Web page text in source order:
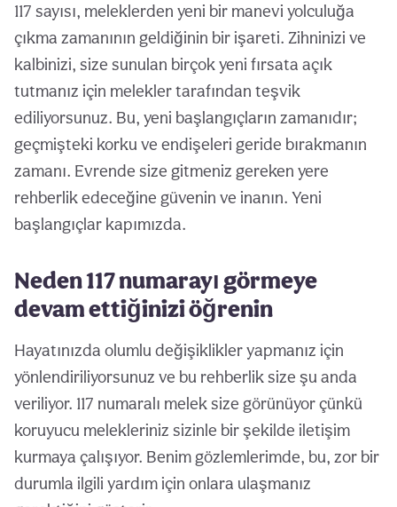
117 sayısı, meleklerden yeni bir manevi yolculuğa
çıkma zamanının geldiğinin bir işareti. Zihninizi ve
kalbinizi, size sunulan birçok yeni fırsata açık
tutmanız için melekler tarafından teşvik
ediliyorsunuz. Bu, yeni başlangıçların zamanıdır;
geçmişteki korku ve endişeleri geride bırakmanın
zamanı. Evrende size gitmeniz gereken yere
rehberlik edeceğine güvenin ve inanın. Yeni
başlangıçlar kapımızda.
Neden 117 numarayı görmeye
devam ettiğinizi öğrenin
Hayatınızda olumlu değişiklikler yapmanız için
yönlendiriliyorsunuz ve bu rehberlik size şu anda
veriliyor. 117 numaralı melek size görünüyor çünkü
koruyucu melekleriniz sizinle bir şekilde iletişim
kurmaya çalışıyor. Benim gözlemlerimde, bu, zor bir
durumla ilgili yardım için onlara ulaşmanız